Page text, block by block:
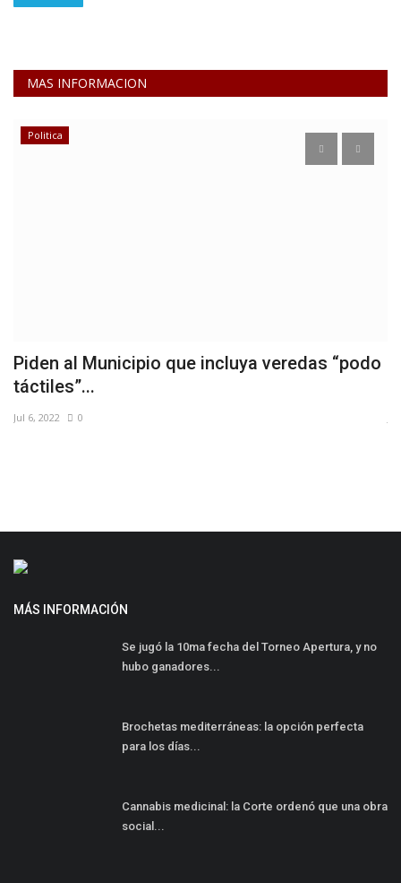
MAS INFORMACION
Politica
Piden al Municipio que incluya veredas “podo
táctiles”...
Jul 6, 2022 0
MÁS INFORMACIÓN
Se jugó la 10ma fecha del Torneo Apertura, y no
hubo ganadores...
Brochetas mediterráneas: la opción perfecta
para los días...
Cannabis medicinal: la Corte ordenó que una obra
social...